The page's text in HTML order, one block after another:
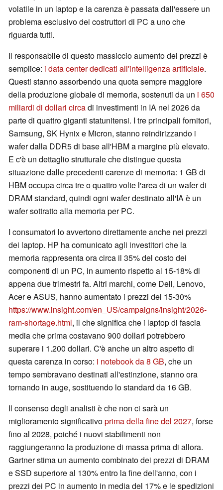
volatile in un laptop e la carenza è passata dall'essere un
problema esclusivo dei costruttori di PC a uno che
riguarda tutti.
Il responsabile di questo massiccio aumento dei prezzi è
semplice: i data center dedicati all'intelligenza artificiale.
Questi stanno assorbendo una quota sempre maggiore
della produzione globale di memoria, sostenuti da un i 650
miliardi di dollari circadi investimenti in IA nel 2026 da
parte di quattro giganti statunitensi. I tre principali fornitori,
Samsung, SK Hynix e Micron, stanno reindirizzando i
wafer dalla DDR5 di base all'HBM a margine più elevato.
E c'è un dettaglio strutturale che distingue questa
situazione dalle precedenti carenze di memoria: 1 GB di
HBM occupa circa tre o quattro volte l'area di un wafer di
DRAM standard, quindi ogni wafer destinato all'IA è un
wafer sottratto alla memoria per PC.
I consumatori lo avvertono direttamente anche nei prezzi
dei laptop. HP ha comunicato agli investitori che la
memoria rappresenta ora circa il 35% del costo dei
componenti di un PC, in aumento rispetto al 15-18% di
appena due trimestri fa. Altri marchi, come Dell, Lenovo,
Acer e ASUS, hanno aumentato i prezzi del 15-30%
https://www.insight.com/en_US/campaigns/insight/2026-
ram-shortage.html, il che significa che i laptop di fascia
media che prima costavano 900 dollari potrebbero
superare i 1.200 dollari. C'è anche un altro aspetto di
questa carenza in corso: i notebook da 8 GB, che un
tempo sembravano destinati all'estinzione, stanno ora
tornando in auge, sostituendo lo standard da 16 GB.
Il consenso degli analisti è che non ci sarà un
miglioramento significativoprima della fine del 2027, forse
fino al 2028, poiché i nuovi stabilimenti non
raggiungeranno la produzione di massa prima di allora.
Gartner stima un aumento combinato dei prezzi di DRAM
e SSD superiore al 130% entro la fine dell'anno, con i
prezzi dei PC in aumento in media del 17% e le spedizioni